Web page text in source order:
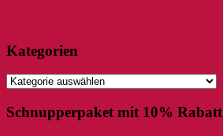
Kategorien
Kategorien
Schnupperpaket mit 10% Rabatt